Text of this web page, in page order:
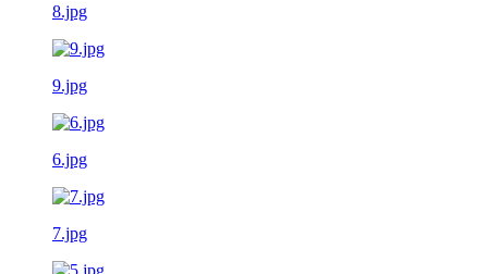
8.jpg
9.jpg
6.jpg
7.jpg